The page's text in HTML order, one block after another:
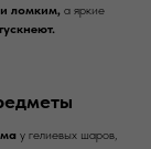
ломким, а яркие
у гелиевых шаров,